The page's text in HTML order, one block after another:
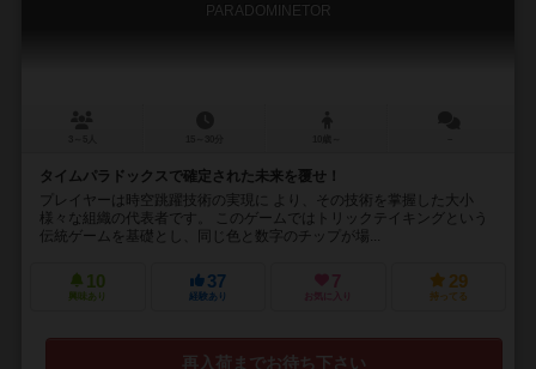
PARADOMINETOR
タイムパラドックスで確定された未来を覆せ！
プレイヤーは時空跳躍技術の実現に より、その技術を掌握した大小
様々な組織の代表者です。 このゲームではトリックテイキングという
伝統ゲームを基礎とし、同じ色と数字のチップが場...
10
興味あり
37
経験あり
7
お気に入り
29
持ってる
再入荷までお待ち下さい